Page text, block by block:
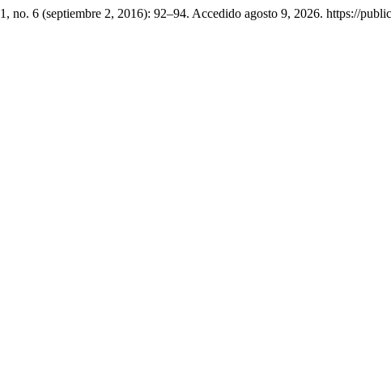
1, no. 6 (septiembre 2, 2016): 92–94. Accedido agosto 9, 2026. https://